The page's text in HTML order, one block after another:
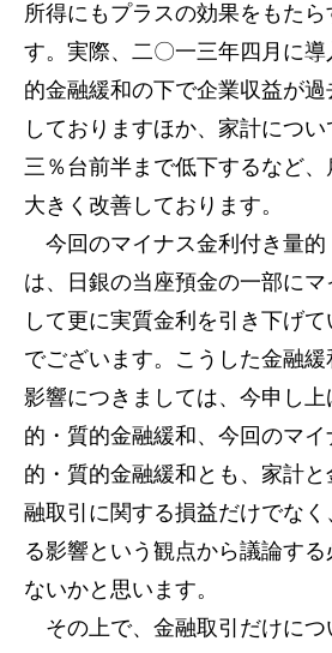
所得にもプラスの効果をもたら
す。実際、二〇一三年四月に
的金融緩和の下で企業収益が
しておりますほか、家計につ
三％台前半まで低下するなど
大きく改善しております。
今回のマイナス金利付き量的
は、日銀の当座預金の一部に
して更に実質金利を引き下げ
でございます。こうした金融
影響につきましては、今申し
的・質的金融緩和、今回のマ
的・質的金融緩和とも、家計
融取引に関する損益だけでなく
る影響という観点から議論す
ないかと思います。
その上で、金融取引だけにつ